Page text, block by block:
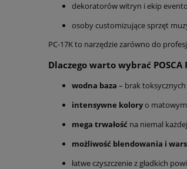
dekoratorów witryn i ekip
osoby customizujące sprzęt
PC-17K to narzędzie zarówno do
Dlaczego warto wybrać POSCA
wodna baza – brak
intensywne koloryo
mega trwałość na niemal
możliwość blendowania i
łatwe czyszczenie z gładkich